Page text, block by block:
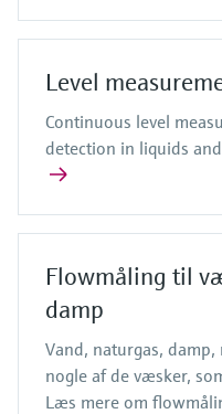
Level
Continuous level
detection in liquids
Flowmåling til
damp
Vand, naturgas,
nogle af de væsker,
Læs mere om